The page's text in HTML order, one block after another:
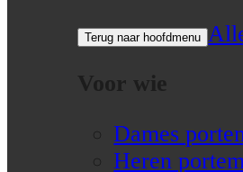
Terug naar hoofdmenu
Voor wie
Dames
Heren